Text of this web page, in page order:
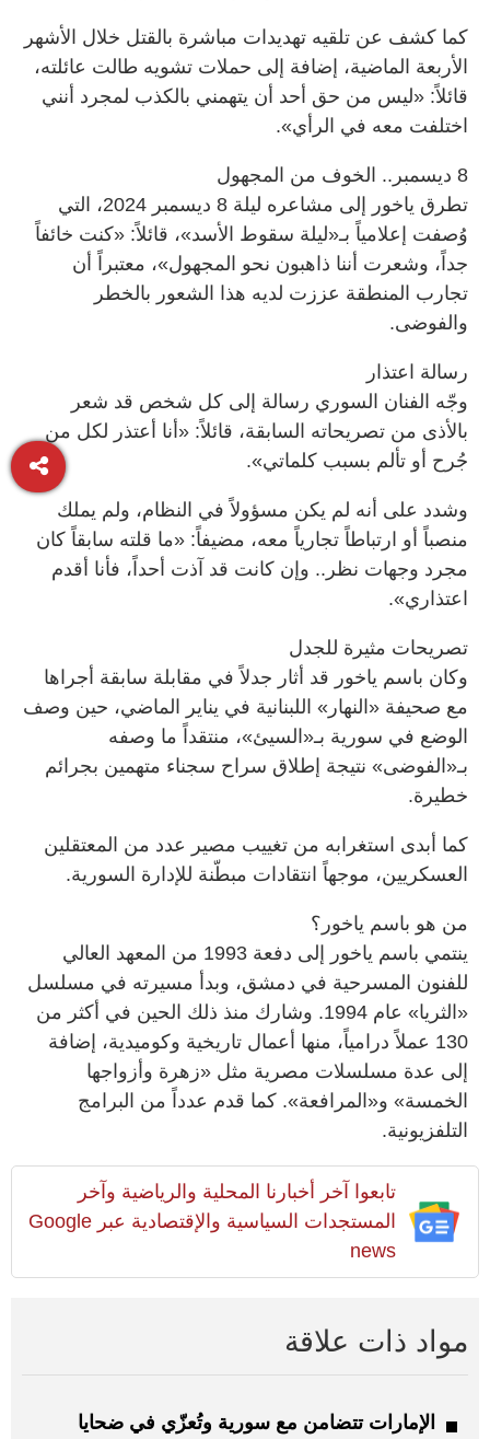
كما كشف عن تلقيه تهديدات مباشرة بالقتل خلال الأشهر
الأربعة الماضية، إضافة إلى حملات تشويه طالت عائلته،
قائلاً: «ليس من حق أحد أن يتهمني بالكذب لمجرد أنني
اختلفت معه في الرأي».
8 ديسمبر.. الخوف من المجهول
تطرق ياخور إلى مشاعره ليلة 8 ديسمبر 2024، التي
وُصفت إعلامياً بـ«ليلة سقوط الأسد»، قائلاً: «كنت خائفاً
جداً، وشعرت أننا ذاهبون نحو المجهول»، معتبراً أن
تجارب المنطقة عززت لديه هذا الشعور بالخطر
والفوضى.
رسالة اعتذار
وجّه الفنان السوري رسالة إلى كل شخص قد شعر
بالأذى من تصريحاته السابقة، قائلاً: «أنا أعتذر لكل من
جُرح أو تألم بسبب كلماتي».
وشدد على أنه لم يكن مسؤولاً في النظام، ولم يملك
منصباً أو ارتباطاً تجارياً معه، مضيفاً: «ما قلته سابقاً كان
مجرد وجهات نظر.. وإن كانت قد آذت أحداً، فأنا أقدم
اعتذاري».
تصريحات مثيرة للجدل
وكان باسم ياخور قد أثار جدلاً في مقابلة سابقة أجراها
مع صحيفة «النهار» اللبنانية في يناير الماضي، حين وصف
الوضع في سورية بـ«السيئ»، منتقداً ما وصفه
بـ«الفوضى» نتيجة إطلاق سراح سجناء متهمين بجرائم
خطيرة.
كما أبدى استغرابه من تغييب مصير عدد من المعتقلين
العسكريين، موجهاً انتقادات مبطّنة للإدارة السورية.
من هو باسم ياخور؟
ينتمي باسم ياخور إلى دفعة 1993 من المعهد العالي
للفنون المسرحية في دمشق، وبدأ مسيرته في مسلسل
«الثريا» عام 1994. وشارك منذ ذلك الحين في أكثر من
130 عملاً درامياً، منها أعمال تاريخية وكوميدية، إضافة
إلى عدة مسلسلات مصرية مثل «زهرة وأزواجها
الخمسة» و«المرافعة». كما قدم عدداً من البرامج
التلفزيونية.
تابعوا آخر أخبارنا المحلية والرياضية وآخر
المستجدات السياسية والإقتصادية عبر Google
news
مواد ذات علاقة
الإمارات تتضامن مع سورية وتُعزّي في ضحايا